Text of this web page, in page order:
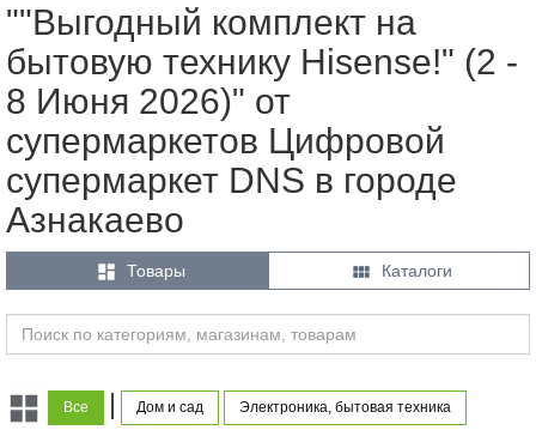
""Выгодный комплект на
бытовую технику Hisense!" (2 -
8 Июня 2026)" от
супермаркетов Цифровой
супермаркет DNS в городе
Азнакаево
 Товары  Каталоги
Все | Дом и сад Электроника, бытовая техника